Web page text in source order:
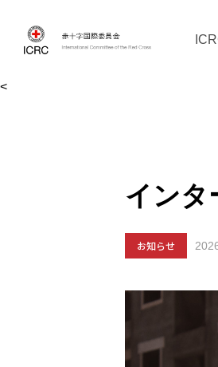
<
イン
お知らせ